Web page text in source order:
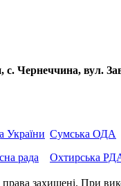
н, с. Чернеччина,
України
рада
Сумська ОДА
Охтирська
захищенi. При